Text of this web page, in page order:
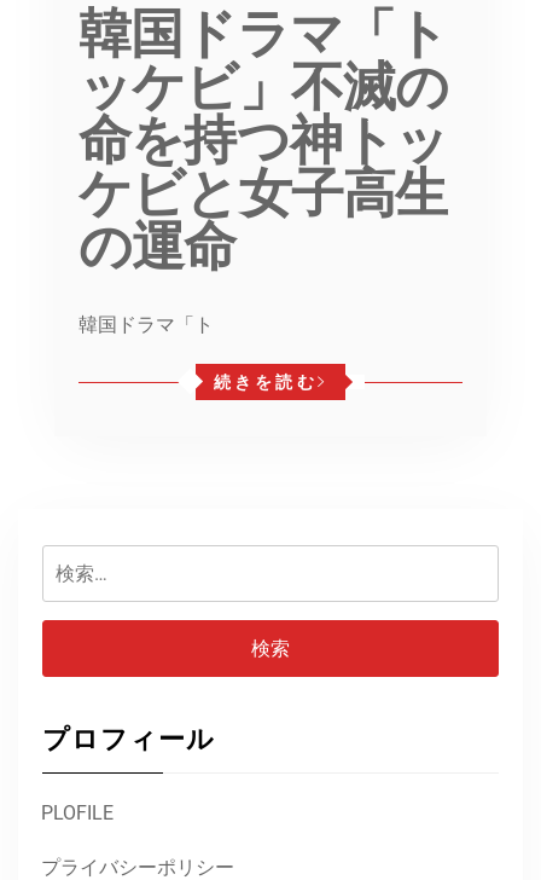
韓国ドラマ「ト
ッケビ」不滅の
命を持つ神トッ
ケビと女子高生
の運命
韓国ドラマ「ト
続きを読む
検
索:
プロフィール
PLOFILE
プライバシーポリシー